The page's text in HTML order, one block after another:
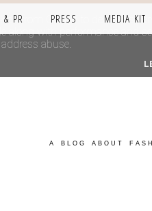
& PR PRESS MEDIA KIT
A BLOG ABOUT
from Google to deliver its
along with performance and
abuse.